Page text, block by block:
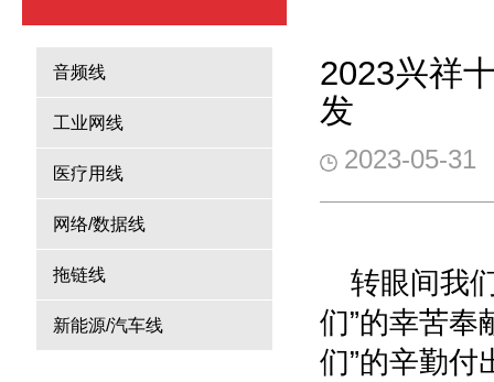
音频线
工业网线
医疗用线
网络/数据线
拖链线
新能源/汽车线
2023兴祥
发
2023-05-31
转眼间我
们”的幸苦奉
们”的辛勤付